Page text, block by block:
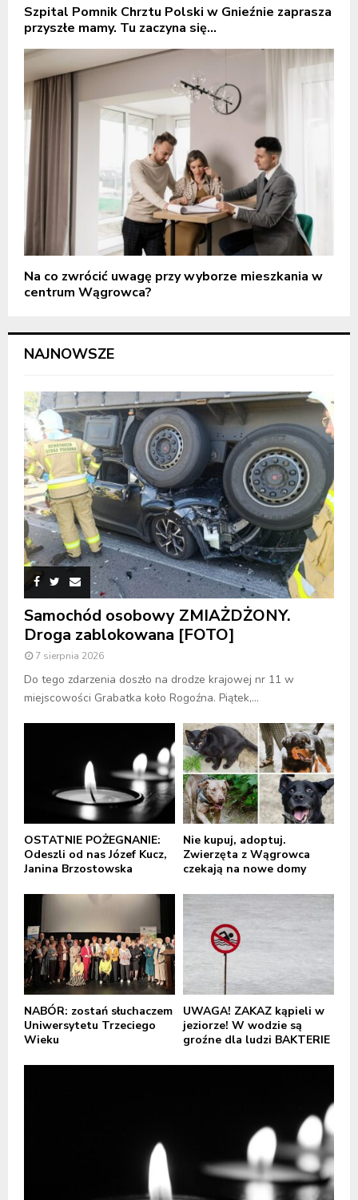
Szpital Pomnik Chrztu Polski w Gnieźnie zaprasza
przyszłe mamy. Tu zaczyna się...
Na co zwrócić uwagę przy wyborze mieszkania w
centrum Wągrowca?
NAJNOWSZE
Samochód osobowy ZMIAŻDŻONY.
Droga zablokowana [FOTO]
7 sierpnia 2026
Do tego zdarzenia doszło na drodze krajowej nr 11 w
miejscowości Grabatka koło Rogoźna. Piątek,...
OSTATNIE POŻEGNANIE:
Odeszli od nas Józef Kucz,
Janina Brzostowska
Nie kupuj, adoptuj.
Zwierzęta z Wągrowca
czekają na nowe domy
NABÓR: zostań słuchaczem
Uniwersytetu Trzeciego
Wieku
UWAGA! ZAKAZ kąpieli w
jeziorze! W wodzie są
groźne dla ludzi BAKTERIE